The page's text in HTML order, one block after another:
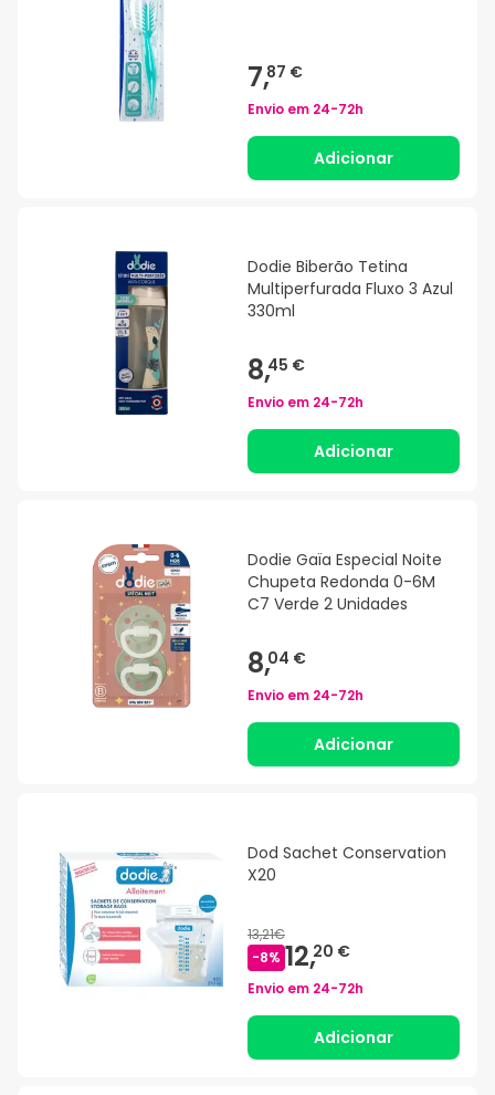
7,87 €
Envio em 24-72h
Adicionar
Dodie Biberão Tetina
Multiperfurada Fluxo 3 Azul
330ml
8,45 €
Envio em 24-72h
Adicionar
Dodie Gaïa Especial Noite
Chupeta Redonda 0-6M
C7 Verde 2 Unidades
8,04 €
Envio em 24-72h
Adicionar
Dod Sachet Conservation
X20
13,21€
-8% 12,20 €
Envio em 24-72h
Adicionar